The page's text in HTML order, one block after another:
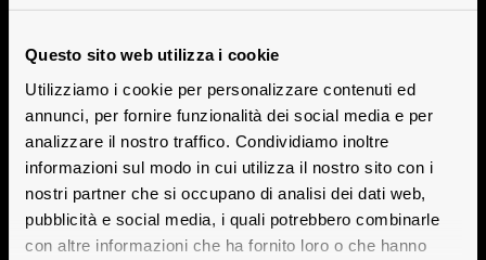
Questo sito web utilizza i cookie
Utilizziamo i cookie per personalizzare contenuti ed
annunci, per fornire funzionalità dei social media e per
analizzare il nostro traffico. Condividiamo inoltre
informazioni sul modo in cui utilizza il nostro sito con i
nostri partner che si occupano di analisi dei dati web,
pubblicità e social media, i quali potrebbero combinarle
con altre informazioni che ha fornito loro o che hanno